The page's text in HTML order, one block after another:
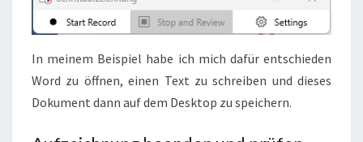
In meinem Beispiel habe ich mich dafür entschieden
Word zu öffnen, einen Text zu schreiben und dieses
Dokument dann auf dem Desktop zu speichern.